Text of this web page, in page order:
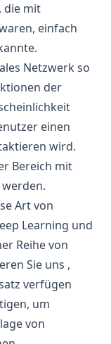
die mit
einfach
Netzwerk so
der
einen
wird.
Bereich mit
Art von
Learning und
Reihe von
Sie uns ,
verfügen
um
von